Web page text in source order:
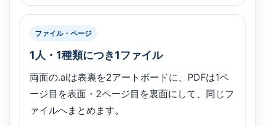
ファイル・ページ
1人・1種類につき1ファイル
両面の.aiは表裏を2アートボードに、PDFは1ペ
ージ目を表面・2ページ目を裏面にして、同じフ
ァイルへまとめます。